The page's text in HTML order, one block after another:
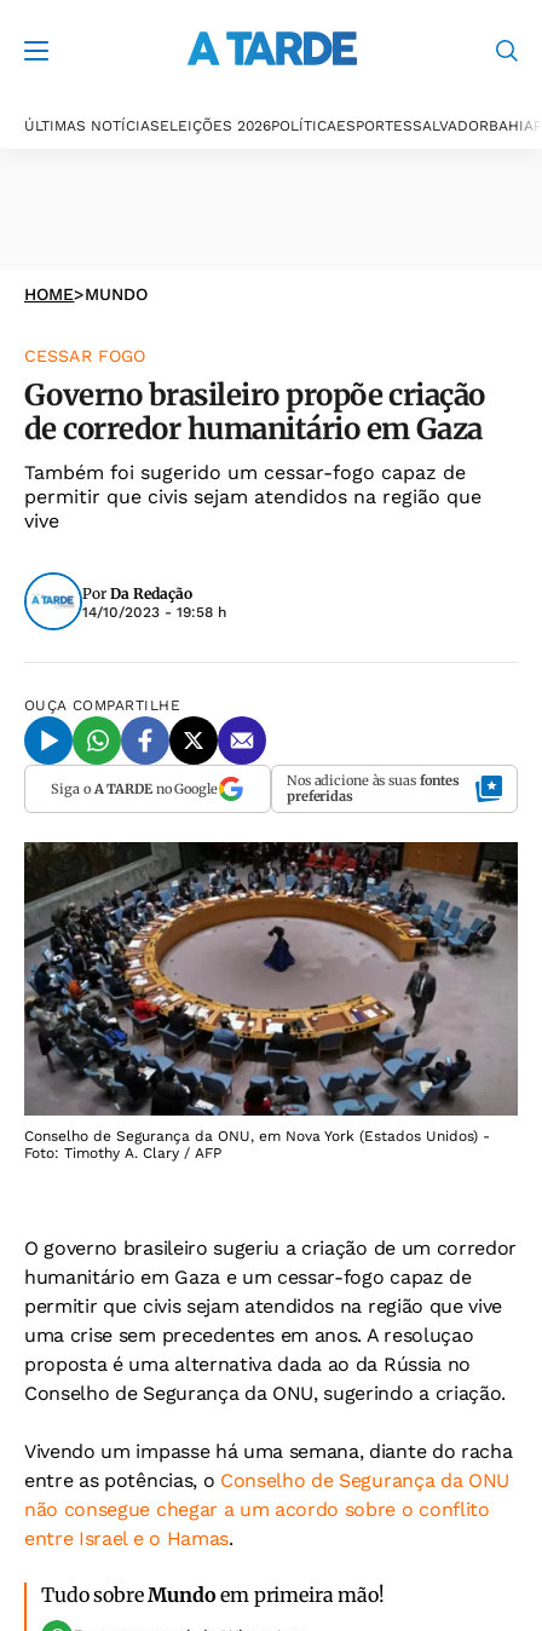
ÚLTIMAS NOTÍCIASELEIÇÕES 2026POLÍTICAESPORTESSALVADORBAHIA
HOME>MUNDO
CESSAR FOGO
Governo brasileiro propõe criação
de corredor humanitário em Gaza
Também foi sugerido um cessar-fogo capaz de
permitir que civis sejam atendidos na região que
vive
Por Da Redação
14/10/2023 - 19:58 h
OUÇA COMPARTILHE
Siga o A TARDEno Google Nos adicione às suas fontes
preferidas
Conselho de Segurança da ONU, em Nova York (Estados Unidos) -
Foto: Timothy A. Clary / AFP
O governo brasileiro sugeriu a criação de um corredor
humanitário em Gaza e um cessar-fogo capaz de
permitir que civis sejam atendidos na região que vive
uma crise sem precedentes em anos. A resoluçao
proposta é uma alternativa dada ao da Rússia no
Conselho de Segurança da ONU, sugerindo a criação.
Vivendo um impasse há uma semana, diante do racha
entre as potências, o Conselho de Segurança da ONU
não consegue chegar a um acordo sobre o conflito
entre Israel e o Hamas.
Tudo sobreMundo em primeira mão!